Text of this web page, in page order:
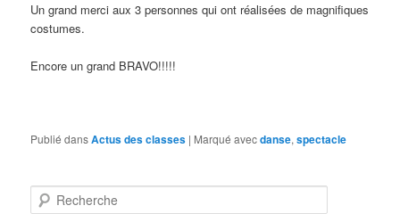
Un grand merci aux 3 personnes qui ont réalisées de magnifiques
costumes.
Encore un grand BRAVO!!!!!
Publié dansActus des classes | Marqué avecdanse,spectacle
Recherche